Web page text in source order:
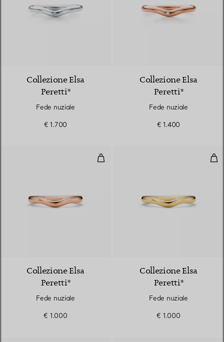
Collezione Elsa
Peretti®
Fede nuziale
€ 1.700
Collezione Elsa
Peretti®
Fede nuziale
€ 1.400
Fede nuziale
Collezione Elsa
Peretti®
Fede nuziale
€ 1.000
Collezione Elsa
Peretti®
Fede nuziale
€ 1.000